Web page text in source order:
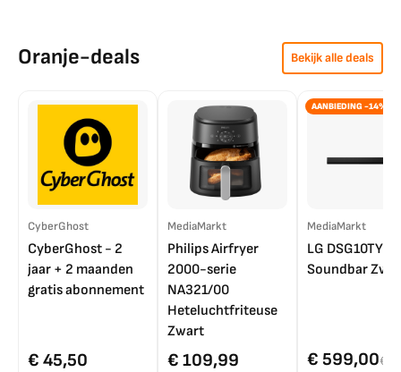
Oranje-deals Bekijk alle deals
CyberGhost
CyberGhost - 2
jaar + 2 maanden
gratis abonnement
€ 45,50
MediaMarkt
Philips Airfryer
2000-serie
NA321/00
Heteluchtfriteuse
Zwart
€ 109,99
AANBIEDING -14%
MediaMarkt
LG DSG10TY
Soundbar
€ 599,00€